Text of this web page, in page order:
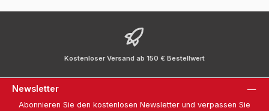
Kostenloser Versand ab 150 € Bestellwert
Newsletter
Abonnieren Sie den kostenlosen Newsletter und verpassen Sie